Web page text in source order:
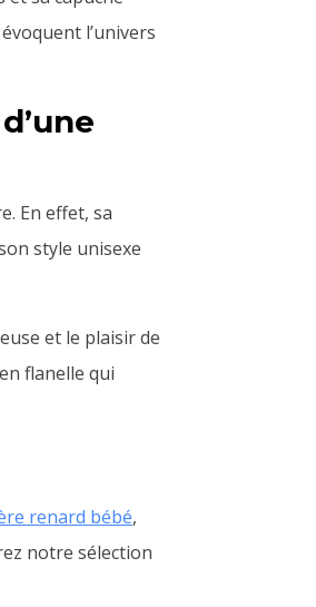
l’univers
En effet, sa
style unisexe
et le plaisir de
flanelle qui
renard bébé,
notre sélection